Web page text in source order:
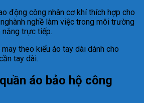
động công nhân cơ khí thích hợp cho
nghề làm việc trong môi trường
trực tiếp.
theo kiểu áo tay dài dành cho
tay dài.
áo bảo hộ công